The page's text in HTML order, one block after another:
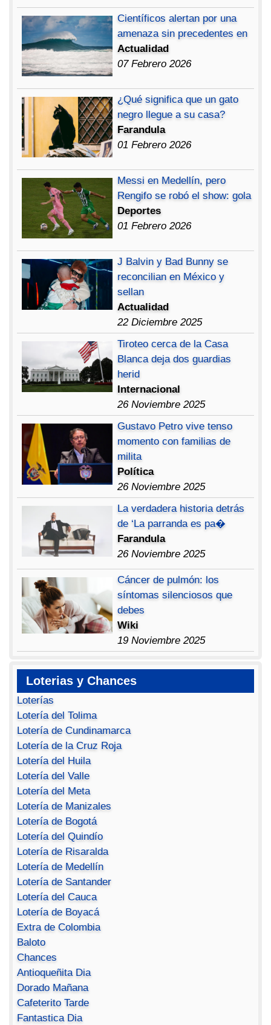
Científicos alertan por una
amenaza sin precedentes en
Actualidad
07 Febrero 2026
¿Qué significa que un gato
negro llegue a su casa?
Farandula
01 Febrero 2026
Messi en Medellín, pero
Rengifo se robó el show: gola
Deportes
01 Febrero 2026
J Balvin y Bad Bunny se
reconcilian en México y
sellan
Actualidad
22 Diciembre 2025
Tiroteo cerca de la Casa
Blanca deja dos guardias
herid
Internacional
26 Noviembre 2025
Gustavo Petro vive tenso
momento con familias de
milita
Política
26 Noviembre 2025
La verdadera historia detrás
de ‘La parranda es pa�
Farandula
26 Noviembre 2025
Cáncer de pulmón: los
síntomas silenciosos que
debes
Wiki
19 Noviembre 2025
Loterias y Chances
Loterías
Lotería del Tolima
Lotería de Cundinamarca
Lotería de la Cruz Roja
Lotería del Huila
Lotería del Valle
Lotería del Meta
Lotería de Manizales
Lotería de Bogotá
Lotería del Quindío
Lotería de Risaralda
Lotería de Medellín
Lotería de Santander
Lotería del Cauca
Lotería de Boyacá
Extra de Colombia
Baloto
Chances
Antioqueñita Dia
Dorado Mañana
Cafeterito Tarde
Fantastica Dia